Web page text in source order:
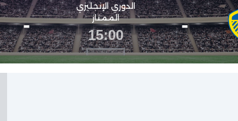
-
الدوري الإنجليزي
الممتاز
15:00
-